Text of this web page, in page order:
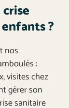
?
nos
:
visites chez
gérer son
sanitaire